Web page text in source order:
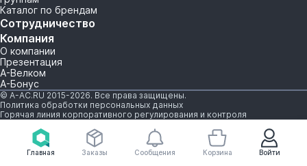
Главная Войти
Заказы Сообщения Корзина
Каталог по брендам
Сотрудничество
Компания
О компании
Презентация
А-Велком
А-Бонус
© A-AC.RU 2015-2026. Все права защищены.
Политика обработки персональных данных
Горячая линия корпоративного регулирования и контроля